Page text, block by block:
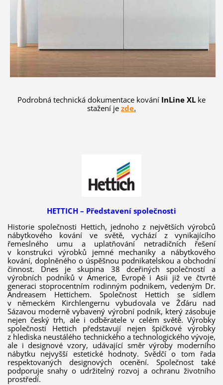
Podrobná technická dokumentace kování InLine XL ke
stažení je zde.
HETTICH – Představení společnosti
Historie společnosti Hettich, jednoho z největších výrobců
nábytkového kování ve světě, vychází z vynikajícího
řemeslného umu a uplatňování netradičních řešení
v konstrukci výrobků jemné mechaniky a nábytkového
kování, doplněného o úspěšnou podnikatelskou a obchodní
činnost. Dnes je skupina 38 dceřiných společností a
výrobních podniků v Americe, Evropě i Asii již ve čtvrté
generaci stoprocentním rodinným podnikem, vedeným Dr.
Andreasem Hettichem. Společnost Hettich se sídlem
v německém Kirchlengernu vybudovala ve Žďáru nad
Sázavou moderně vybavený výrobní podnik, který zásobuje
nejen český trh, ale i odběratele v celém světě. Výrobky
společnosti Hettich představují nejen špičkové výrobky
z hlediska neustálého technického a technologického vývoje,
ale i designové vzory, udávající směr výroby moderního
nábytku nejvyšší estetické hodnoty. Svědčí o tom řada
respektovaných designových ocenění. Společnost také
podporuje snahy o udržitelný rozvoj a ochranu životního
prostředí.